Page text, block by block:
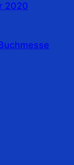
2020